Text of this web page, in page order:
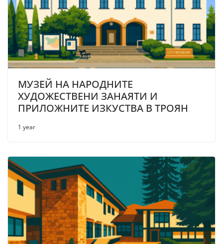
МУЗЕЙ НА НАРОДНИТЕ
ХУДОЖЕСТВЕНИ ЗАНАЯТИ И
ПРИЛОЖНИТЕ ИЗКУСТВА В ТРОЯН
1 year